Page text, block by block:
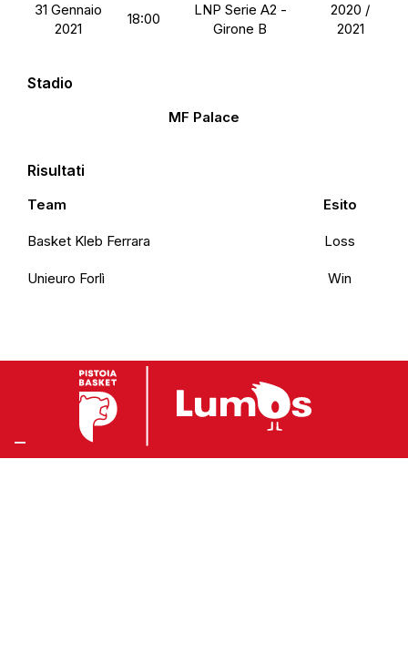
31 Gennaio
2021
18:00
LNP Serie A2 -
Girone B
2020 /
2021
Stadio
MF Palace
Risultati
Team Esito
Basket Kleb Ferrara Loss
Unieuro Forlì Win